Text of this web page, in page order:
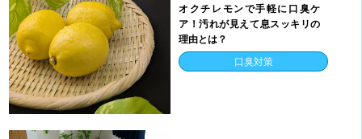
オクチレモンで手軽に口臭ケ
ア！汚れが見えて息スッキリの
理由とは？
口臭対策